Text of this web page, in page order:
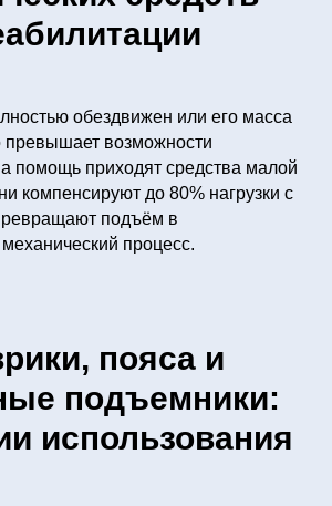
обездвижен или его масса
превышает возможности
помощь приходят средства малой
компенсируют до 80% нагрузки с
подъём в
процесс.
пояса и
подъемники:
использования